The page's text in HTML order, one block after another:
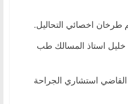
طرخان اخصائي التحاليل.
خليل استاذ المسالك طب
استشاري الجراحة